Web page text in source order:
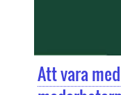
Att vara